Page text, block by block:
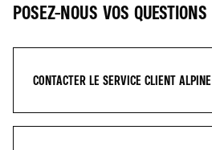
POSEZ-NOUS VOS QUESTIONS
CONTACTER LE SERVICE CLIENT ALPINE